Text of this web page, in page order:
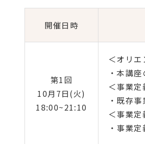
開催日時
第1回
10月7日(火)
18:00~21:10
＜オリ
・本講
＜事業
・既存
＜事業
・事業